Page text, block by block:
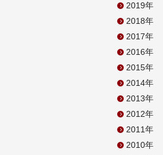
2019年
2018年
2017年
2016年
2015年
2014年
2013年
2012年
2011年
2010年